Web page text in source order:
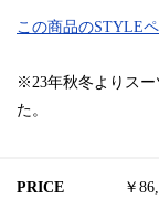
この商品のSTYLE
※23年秋冬よりスー
た。
PRICE ￥